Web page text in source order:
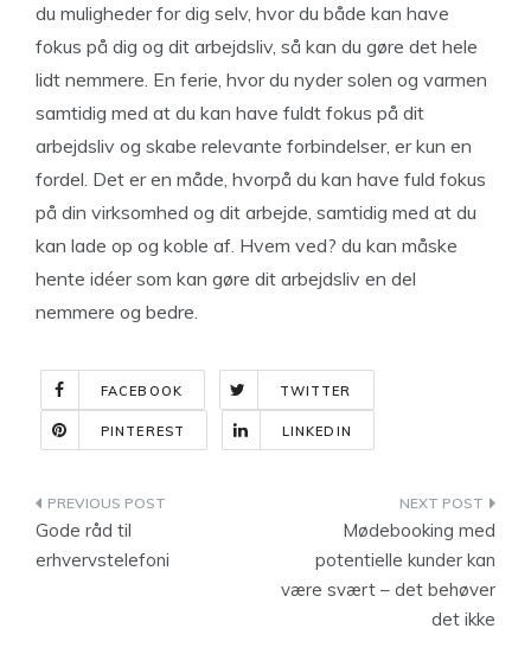
du muligheder for dig selv, hvor du både kan have
fokus på dig og dit arbejdsliv, så kan du gøre det hele
lidt nemmere. En ferie, hvor du nyder solen og varmen
samtidig med at du kan have fuldt fokus på dit
arbejdsliv og skabe relevante forbindelser, er kun en
fordel. Det er en måde, hvorpå du kan have fuld fokus
på din virksomhed og dit arbejde, samtidig med at du
kan lade op og koble af. Hvem ved? du kan måske
hente idéer som kan gøre dit arbejdsliv en del
nemmere og bedre.
FACEBOOK TWITTER
PINTEREST LINKEDIN
Indlægsnavigation
Gode råd til
erhvervstelefoni
Mødebooking med
potentielle kunder kan
være svært – det behøver
det ikke